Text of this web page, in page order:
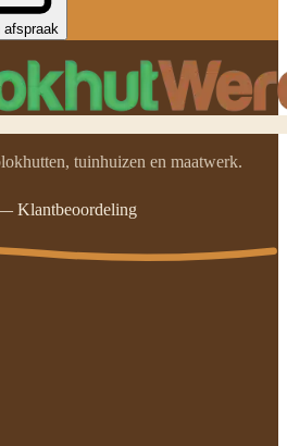
afspraak
tuinhuizen en maatwerk.
Klantbeoordeling